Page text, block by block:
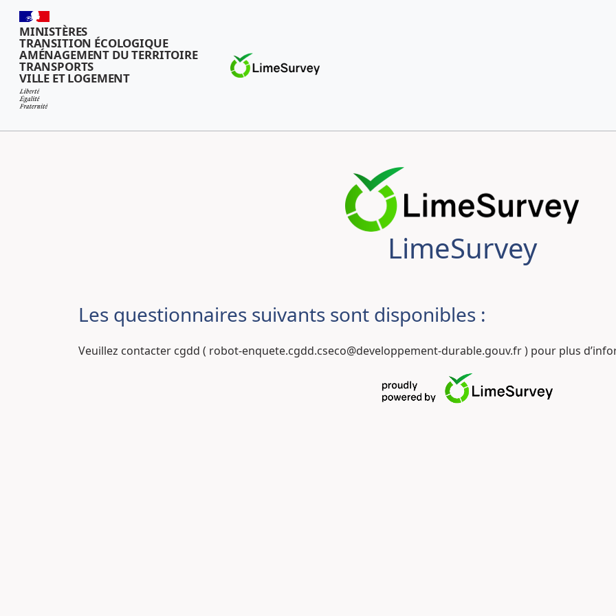
MINISTÈRES
TRANSITION ÉCOLOGIQUE
AMÉNAGEMENT DU TERRITOIRE
TRANSPORTS
VILLE ET LOGEMENT
LimeSurvey
Les questionnaires suivants sont disponibles :
Veuillez contacter cgdd ( robot-enquete.cgdd.cseco@developpement-durable.gouv.fr ) pour plus